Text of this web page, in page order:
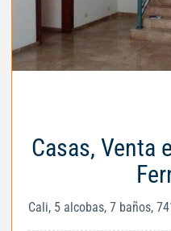
Casas, Venta
Cali, 5 alcobas, 7 baños,